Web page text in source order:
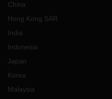
China
Hong Kong SAR
India
Indonesia
Japan
Korea
Malaysia